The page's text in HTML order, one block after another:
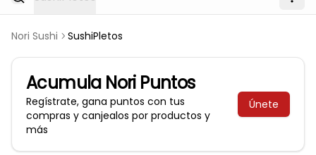
Nori Sushi SushiPletos
Acumula Nori Puntos
Regístrate, gana puntos con tus
compras y canjealos por productos y
más
Únete